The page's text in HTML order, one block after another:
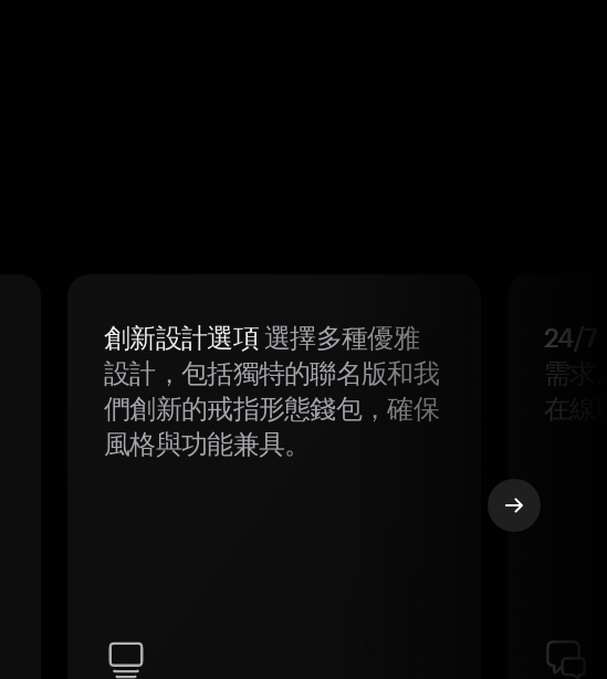
創新設計選項選擇多種優雅
設計，包括獨特的聯名版和我
們創新的戒指形態錢包，確保
風格與功能兼具。
24/7
需求
在線